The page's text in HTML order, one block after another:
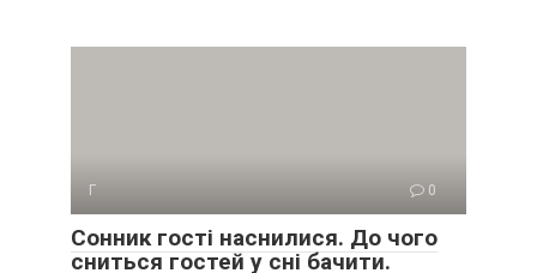
Г 0
Сонник гості наснилися. До чого
сниться гостей у сні бачити.